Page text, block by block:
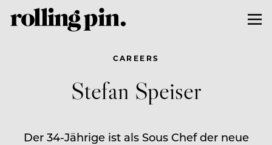
CAREERS
Stefan Speiser
Der 34-Jährige ist als Sous Chef der neue